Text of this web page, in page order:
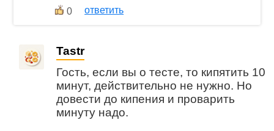
0 ответить
Tastr
Гость, если вы о тесте, то кипятить 10
минут, действительно не нужно. Но
довести до кипения и проварить
минуту надо.